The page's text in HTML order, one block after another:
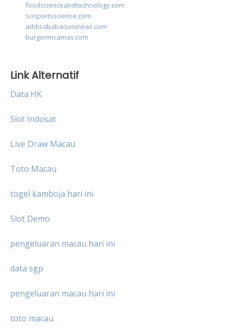
foodscienceandtechnology.com
scisportsscience.com
addisababacuisineaz.com
burgerimcamas.com
Link Alternatif
Data HK
Slot Indosat
Live Draw Macau
Toto Macau
togel kamboja hari ini
Slot Demo
pengeluaran macau hari ini
data sgp
pengeluaran macau hari ini
toto macau